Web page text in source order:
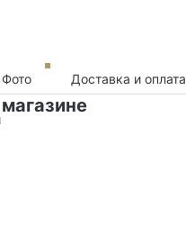
Фото Доставка и оплата